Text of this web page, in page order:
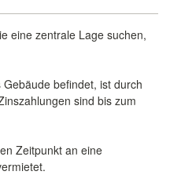
eine zentrale Lage suchen,
befindet, ist durch
sind bis zum
Zeitpunkt an eine